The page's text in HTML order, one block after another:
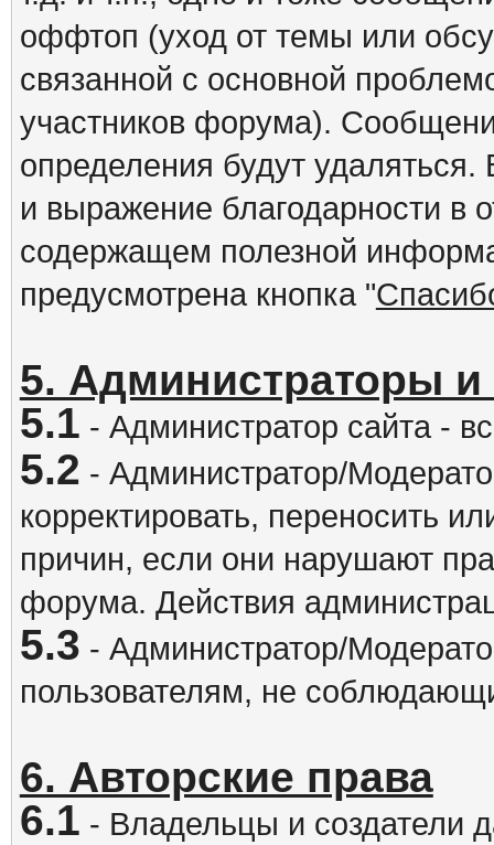
оффтоп (уход от темы или
связанной с основной
участников форума).
определения будут
и выражение благодарности в
содержащем полезной
предусмотрена кнопка "
5. Администраторы
5.1 - Администратор сайта -
5.2 - Администратор/
корректировать, переносить
причин, если они нарушают
форума. Действия
5.3 - Администратор/
пользователям, не
6. Авторские права
6.1 - Владельцы и создатели